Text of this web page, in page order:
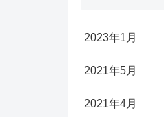
2023年1月
2021年5月
2021年4月